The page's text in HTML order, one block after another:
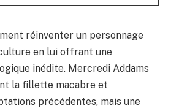
réinventer un personnage
en lui offrant une
inédite. Mercredi Addams
la fillette macabre et
précédentes, mais une